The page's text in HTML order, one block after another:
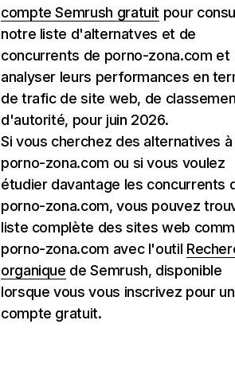
compte Semrush gratuit pour
notre liste d'alternatves et de
concurrents de porno-zona.com et
analyser leurs performances en
de trafic de site web, de
d'autorité, pour juin 2026.
Si vous cherchez des alternatives à
porno-zona.com ou si vous voulez
étudier davantage les concurrents
porno-zona.com, vous pouvez
liste complète des sites web
porno-zona.com avec l'outil
organique de Semrush, disponible
lorsque vous vous inscrivez pour un
compte gratuit.